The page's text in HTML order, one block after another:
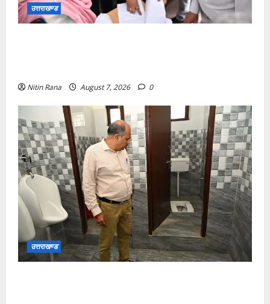
उत्तराखण्ड
Nitin Rana August 7, 2026 0
उत्तराखण्ड